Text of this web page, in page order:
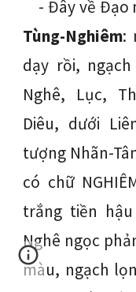
- Đây về Đạo
Tùng-Nghiêm:
dạy rồi,
Nghê, Lục,
Diêu, dưới
tượng Nhãn-
có chữ
trắng tiền
Nghê ngọc
màu, ngạch